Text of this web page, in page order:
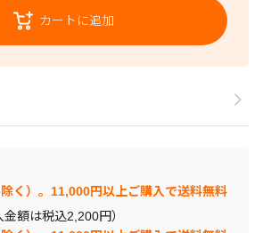
カートに追加
く）。11,000円以上ご購入で送料無料
金額は税込2,200円）